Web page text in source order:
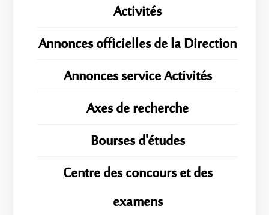
Activités
Annonces officielles de la Direction
Annonces service Activités
Axes de recherche
Bourses d'études
Centre des concours et des
examens